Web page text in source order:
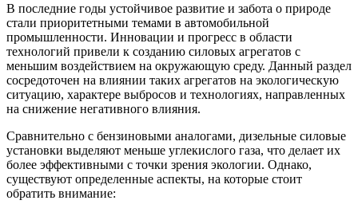
В последние годы устойчивое развитие и забота о природе
стали приоритетными темами в автомобильной
промышленности. Инновации и прогресс в области
технологий привели к созданию силовых агрегатов с
меньшим воздействием на окружающую среду. Данный раздел
сосредоточен на влиянии таких агрегатов на экологическую
ситуацию, характере выбросов и технологиях, направленных
на снижение негативного влияния.
Сравнительно с бензиновыми аналогами, дизельные силовые
установки выделяют меньше углекислого газа, что делает их
более эффективными с точки зрения экологии. Однако,
существуют определенные аспекты, на которые стоит
обратить внимание: